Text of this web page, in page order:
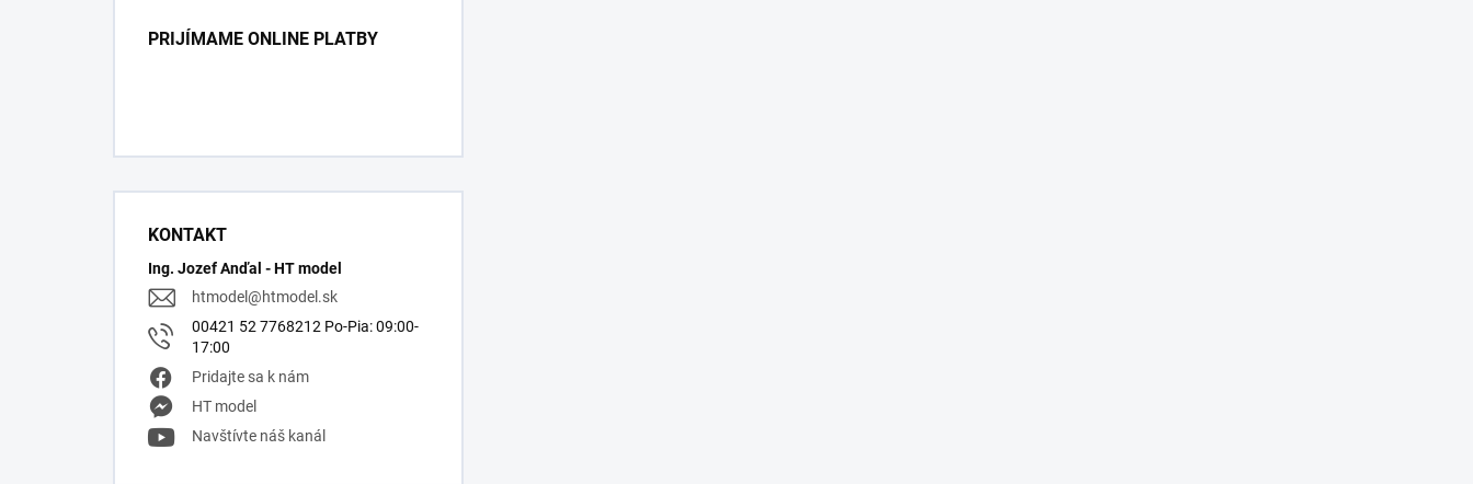
PRIJÍMAME ONLINE PLATBY
KONTAKT
Ing. Jozef Anďal - HT model
htmodel@htmodel.sk
00421 52 7768212 Po-Pia: 09:00-
17:00
Pridajte sa k nám
HT model
Navštívte náš kanál